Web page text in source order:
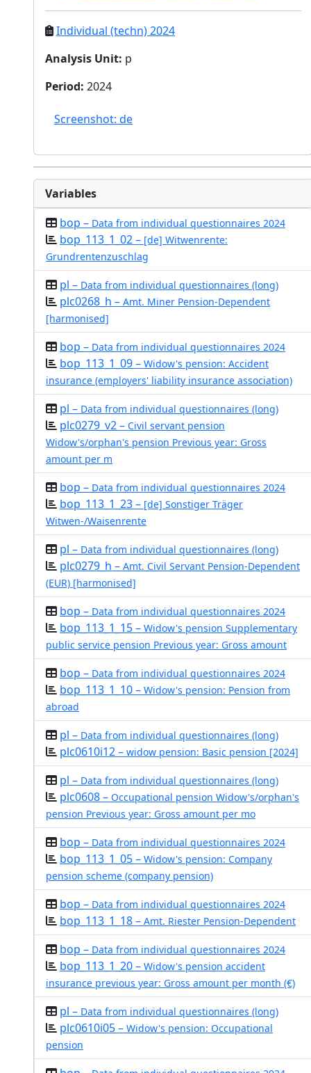
Individual (techn) 2024
Analysis Unit: p
Period: 2024
Screenshot: de
Variables
bop – Data from individual questionnaires 2024
bop_113_1_02 – [de] Witwenrente:
Grundrentenzuschlag
pl – Data from individual questionnaires (long)
plc0268_h – Amt. Miner Pension-Dependent
[harmonised]
bop – Data from individual questionnaires 2024
bop_113_1_09 – Widow's pension: Accident
insurance (employers' liability insurance association)
pl – Data from individual questionnaires (long)
plc0279_v2 – Civil servant pension
Widow's/orphan's pension Previous year: Gross
amount per m
bop – Data from individual questionnaires 2024
bop_113_1_23 – [de] Sonstiger Träger
Witwen-/Waisenrente
pl – Data from individual questionnaires (long)
plc0279_h – Amt. Civil Servant Pension-Dependent
(EUR) [harmonised]
bop – Data from individual questionnaires 2024
bop_113_1_15 – Widow's pension Supplementary
public service pension Previous year: Gross amount
bop – Data from individual questionnaires 2024
bop_113_1_10 – Widow's pension: Pension from
abroad
pl – Data from individual questionnaires (long)
plc0610i12 – widow pension: Basic pension [2024]
pl – Data from individual questionnaires (long)
plc0608 – Occupational pension Widow's/orphan's
pension Previous year: Gross amount per mo
bop – Data from individual questionnaires 2024
bop_113_1_05 – Widow's pension: Company
pension scheme (company pension)
bop – Data from individual questionnaires 2024
bop_113_1_18 – Amt. Riester Pension-Dependent
bop – Data from individual questionnaires 2024
bop_113_1_20 – Widow's pension accident
insurance previous year: Gross amount per month (€)
pl – Data from individual questionnaires (long)
plc0610i05 – Widow's pension: Occupational
pension